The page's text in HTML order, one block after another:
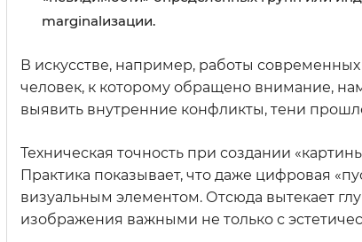
marginalизации.
В искусстве, например, работы
человек, к которому обращено внимание,
выявить внутренние конфликты, тени
Техническая точность при создании
Практика показывает, что даже цифровая
визуальным элементом. Отсюда вытекает
изображения важными не только с